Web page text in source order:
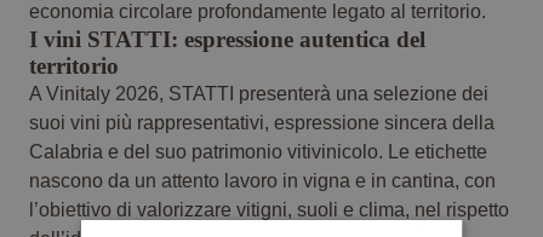
economia circolare profondamente legato al territorio.
I vini STATTI: espressione autentica del
territorio
A Vinitaly 2026, STATTI presenterà una selezione dei
suoi vini più rappresentativi, espressione sincera della
Calabria e del suo patrimonio vitivinicolo. Le etichette
nascono da un attento lavoro in vigna e in cantina, con
l’obiettivo di valorizzare vitigni, suoli e clima, nel rispetto